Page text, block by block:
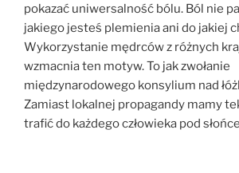
pokazać uniwersalność bólu. Ból nie
jakiego jesteś plemienia ani do jakiej
Wykorzystanie mędrców z różnych
wzmacnia ten motyw. To jak zwołanie
międzynarodowego konsylium nad
Zamiast lokalnej propagandy mamy
trafić do każdego człowieka pod